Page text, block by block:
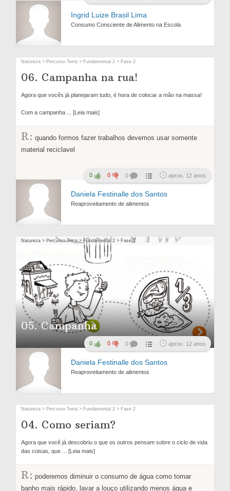
Ingrid Luize Brasil Lima
Consumo Consciente de Alimento na Escola
Natureza > Percurso Terra > Fundamental 2 > Fase 2
06. Campanha na rua!
Agora que vocês já planejaram tudo, é hora de colocar a mão na massa!
Com a campanha ... [Leia mais]
R: quando formos fazer trabalhos devemos usar somente
material reciclavel
0 0 0 aprox. 12 anos
Daniela Festinalle dos Santos
Reaproveitamento de alimentos
Natureza > Percurso Terra > Fundamental 2 > Fase 2
05. Campanha
0 0 0 aprox. 12 anos
Daniela Festinalle dos Santos
Reaproveitamento de alimentos
Natureza > Percurso Terra > Fundamental 2 > Fase 2
04. Como seriam?
Agora que você já descobriu o que os outros pensam sobre o ciclo de vida
das coisas, que ... [Leia mais]
R: poderemos diminuir o consumo de água como tomar
banho mais rápido, lavar a louço utilizando menos água e